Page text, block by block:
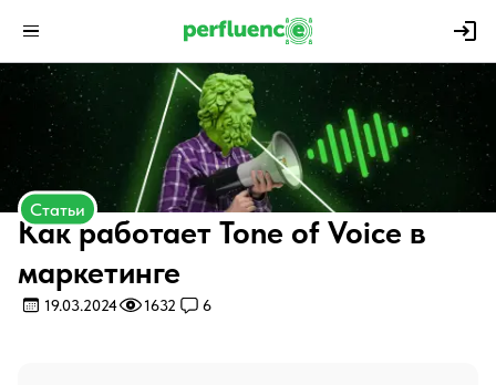
Статьи
Как работает Tone of Voice в
маркетинге
19.03.2024 1632 6